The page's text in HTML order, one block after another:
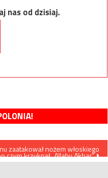
nas od dzisiaj.
zaatakował nożem włoskiego
czym krzyknął „Allahu Akbar”